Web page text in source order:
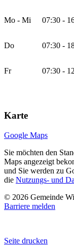
Mo - Mi 07:30 -
Do 07:30 -
Fr 07:30 -
Karte
Google Maps
Sie möchten den
Maps angezeigt
und Sie werden zu
die Nutzungs- und
© 2026 Gemeinde
Barriere melden
Seite drucken